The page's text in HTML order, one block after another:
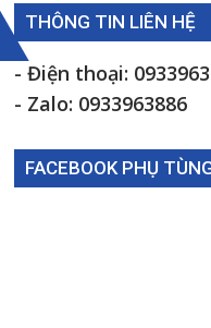
THÔNG TIN LIÊN HỆ
- Điện thoại:
- Zalo: 0933963886
FACEBOOK PHỤ